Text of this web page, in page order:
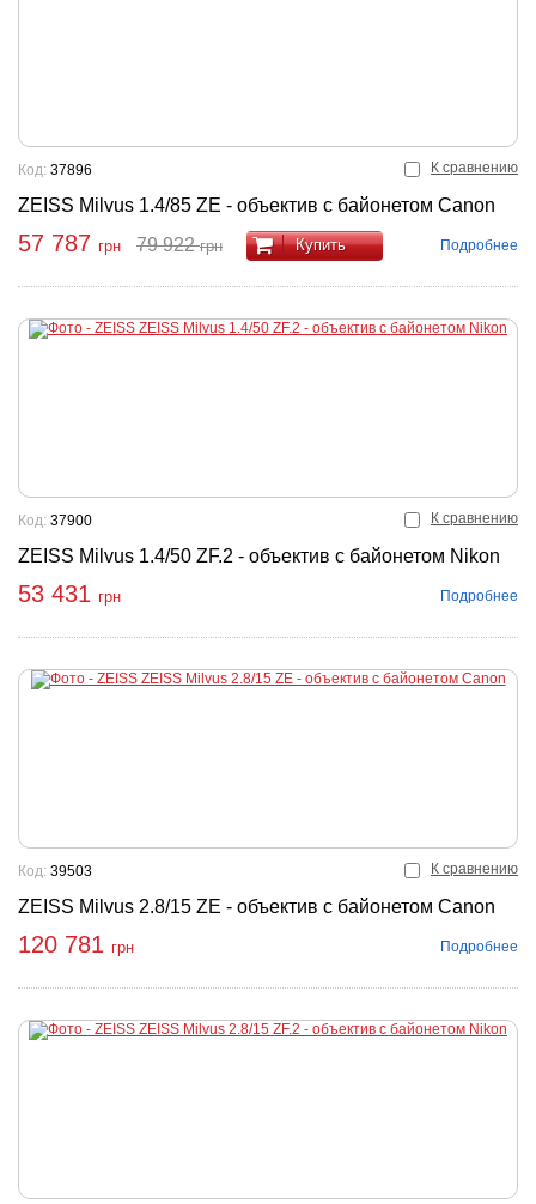
К сравнению
ZEISS Milvus 1.4/85 ZE - объектив с байонетом Canon
Код: 37896
57 787 грн 79 922грн Купить Подробнее
К сравнению
ZEISS Milvus 1.4/50 ZF.2 - объектив с байонетом Nikon
Код: 37900
53 431 грн Подробнее
К сравнению
ZEISS Milvus 2.8/15 ZE - объектив с байонетом Canon
Код: 39503
120 781 грн Подробнее